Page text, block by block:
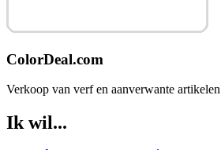
ColorDeal.com
Verkoop van verf en aanverwante artikelen
Ik wil...